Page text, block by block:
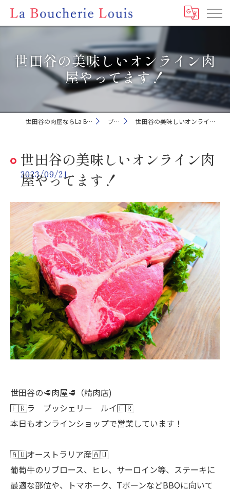
世田谷の美味しいオンライン肉
屋やってます！
世田谷の肉屋ならLa Boucherie Louis ブログ 世田谷の美味しいオンライン肉屋やってます！
世田谷の美味しいオンライン肉
屋やってます！
2023/09/21
世田谷の🥩肉屋🥩（精肉店)
🇫🇷ラ ブッシェリー ルイ🇫🇷
本日もオンラインショップで営業しています！
🇦🇺オーストラリア産🇦🇺
葡萄牛のリブロース、ヒレ、サーロイン等、ステーキに
最適な部位や、トマホーク、TボーンなどBBQに向いて